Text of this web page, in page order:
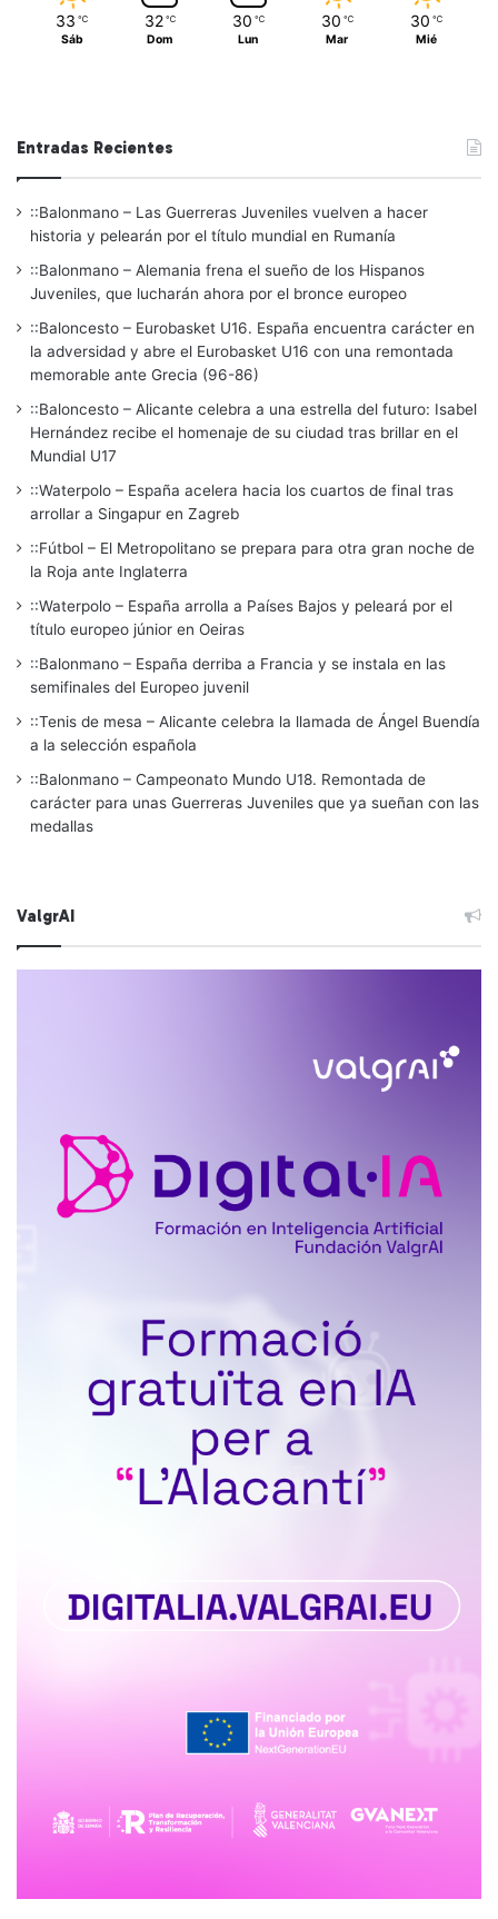
33 ℃
Sáb
32 ℃
Dom
30 ℃
Lun
30 ℃
Mar
30 ℃
Mié
Entradas Recientes
::Balonmano – Las Guerreras Juveniles vuelven a hacer
historia y pelearán por el título mundial en Rumanía
::Balonmano – Alemania frena el sueño de los Hispanos
Juveniles, que lucharán ahora por el bronce europeo
::Baloncesto – Eurobasket U16. España encuentra carácter en
la adversidad y abre el Eurobasket U16 con una remontada
memorable ante Grecia (96-86)
::Baloncesto – Alicante celebra a una estrella del futuro: Isabel
Hernández recibe el homenaje de su ciudad tras brillar en el
Mundial U17
::Waterpolo – España acelera hacia los cuartos de final tras
arrollar a Singapur en Zagreb
::Fútbol – El Metropolitano se prepara para otra gran noche de
la Roja ante Inglaterra
::Waterpolo – España arrolla a Países Bajos y peleará por el
título europeo júnior en Oeiras
::Balonmano – España derriba a Francia y se instala en las
semifinales del Europeo juvenil
::Tenis de mesa – Alicante celebra la llamada de Ángel Buendía
a la selección española
::Balonmano – Campeonato Mundo U18. Remontada de
carácter para unas Guerreras Juveniles que ya sueñan con las
medallas
ValgrAI